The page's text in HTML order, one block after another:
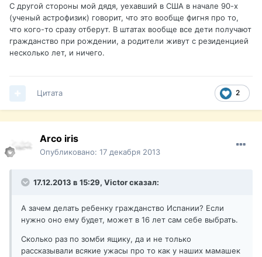
С другой стороны мой дядя, уехавший в США в начале 90-х
(ученый астрофизик) говорит, что это вообще фигня про то,
что кого-то сразу отберут. В штатах вообще все дети получают
гражданство при рождении, а родители живут с резиденцией
несколько лет, и ничего.
2
Цитата
Arco iris
Опубликовано: 17 декабря 2013
17.12.2013 в 15:29, Victor сказал:
А зачем делать ребенку гражданство Испании? Если
нужно оно ему будет, может в 16 лет сам себе выбрать.
Сколько раз по зомби ящику, да и не только
рассказывали всякие ужасы про то как у наших мамашек